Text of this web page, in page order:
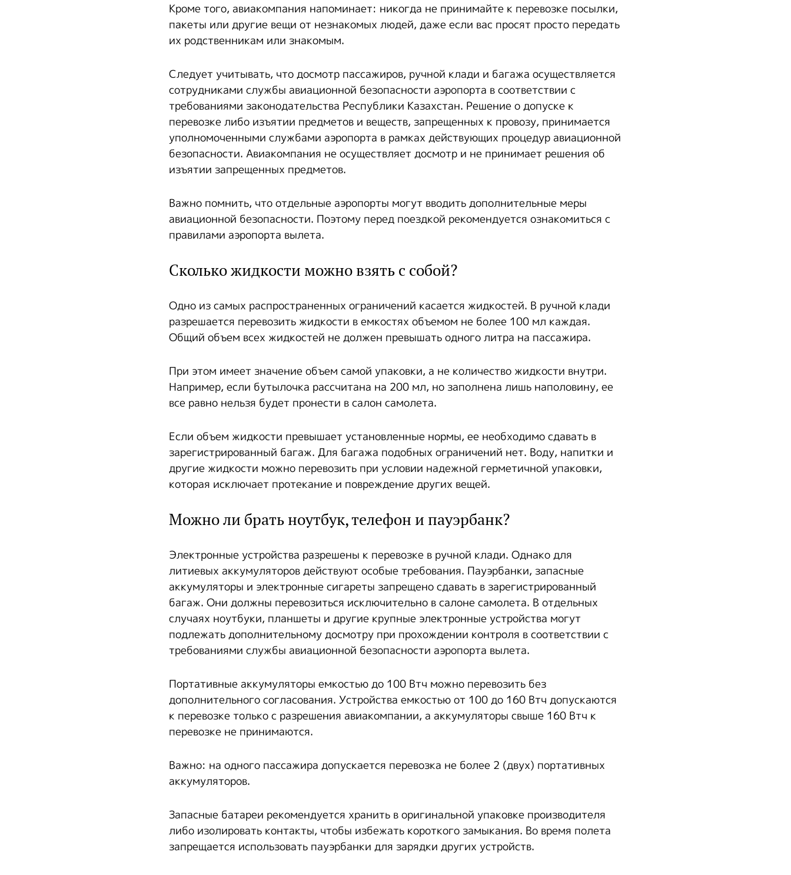
Кроме того, авиакомпания напоминает: никогда не принимайте к перевозке посылки,
пакеты или другие вещи от незнакомых людей, даже если вас просят просто передать
их родственникам или знакомым.
Следует учитывать, что досмотр пассажиров, ручной клади и багажа осуществляется
сотрудниками службы авиационной безопасности аэропорта в соответствии с
требованиями законодательства Республики Казахстан. Решение о допуске к
перевозке либо изъятии предметов и веществ, запрещенных к провозу, принимается
уполномоченными службами аэропорта в рамках действующих процедур авиационной
безопасности. Авиакомпания не осуществляет досмотр и не принимает решения об
изъятии запрещенных предметов.
Важно помнить, что отдельные аэропорты могут вводить дополнительные меры
авиационной безопасности. Поэтому перед поездкой рекомендуется ознакомиться с
правилами аэропорта вылета.
Сколько жидкости можно взять с собой?
Одно из самых распространенных ограничений касается жидкостей. В ручной клади
разрешается перевозить жидкости в емкостях объемом не более 100 мл каждая.
Общий объем всех жидкостей не должен превышать одного литра на пассажира.
При этом имеет значение объем самой упаковки, а не количество жидкости внутри.
Например, если бутылочка рассчитана на 200 мл, но заполнена лишь наполовину, ее
все равно нельзя будет пронести в салон самолета.
Если объем жидкости превышает установленные нормы, ее необходимо сдавать в
зарегистрированный багаж. Для багажа подобных ограничений нет. Воду, напитки и
другие жидкости можно перевозить при условии надежной герметичной упаковки,
которая исключает протекание и повреждение других вещей.
Можно ли брать ноутбук, телефон и пауэрбанк?
Электронные устройства разрешены к перевозке в ручной клади. Однако для
литиевых аккумуляторов действуют особые требования. Пауэрбанки, запасные
аккумуляторы и электронные сигареты запрещено сдавать в зарегистрированный
багаж. Они должны перевозиться исключительно в салоне самолета. В отдельных
случаях ноутбуки, планшеты и другие крупные электронные устройства могут
подлежать дополнительному досмотру при прохождении контроля в соответствии с
требованиями службы авиационной безопасности аэропорта вылета.
Портативные аккумуляторы емкостью до 100 Втч можно перевозить без
дополнительного согласования. Устройства емкостью от 100 до 160 Втч допускаются
к перевозке только с разрешения авиакомпании, а аккумуляторы свыше 160 Втч к
перевозке не принимаются.
Важно: на одного пассажира допускается перевозка не более 2 (двух) портативных
аккумуляторов.
Запасные батареи рекомендуется хранить в оригинальной упаковке производителя
либо изолировать контакты, чтобы избежать короткого замыкания. Во время полета
запрещается использовать пауэрбанки для зарядки других устройств.